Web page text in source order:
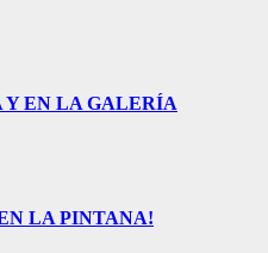
Y EN LA GALERÍA
LA PINTANA!